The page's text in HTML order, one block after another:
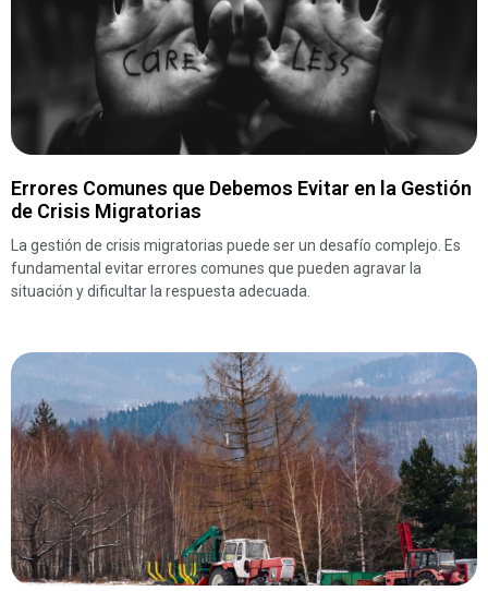
Errores Comunes que Debemos Evitar en la Gestión
de Crisis Migratorias
La gestión de crisis migratorias puede ser un desafío complejo. Es
fundamental evitar errores comunes que pueden agravar la
situación y dificultar la respuesta adecuada.